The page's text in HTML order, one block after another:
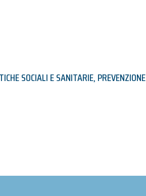
SOCIALI E SANITARIE,PREVENZIONE